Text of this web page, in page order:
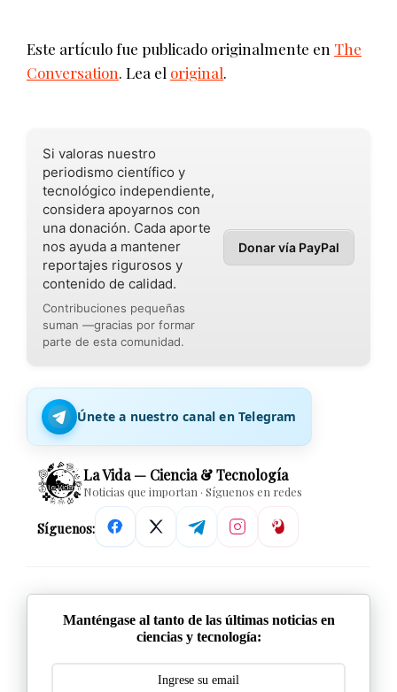
Este artículo fue publicado originalmente en The
Conversation. Lea el original.
Si valoras nuestro
periodismo científico y
tecnológico independiente,
considera apoyarnos con
una donación. Cada aporte
nos ayuda a mantener
reportajes rigurosos y
contenido de calidad.
Contribuciones pequeñas
suman —gracias por formar
parte de esta comunidad.
Donar vía PayPal
Únete a nuestro canal en Telegram
La Vida — Ciencia & Tecnología
Noticias que importan · Síguenos en redes
Síguenos:
Manténgase al tanto de las últimas noticias en
ciencias y tecnología: